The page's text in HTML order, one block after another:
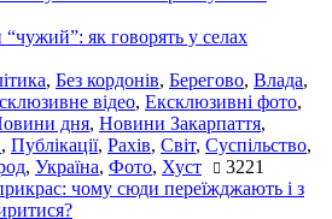
як говорять у селах
, Без кордонів, Берегово, Влада,
відео, Ексклюзивні фото,
дня, Новини Закарпаття,
, Публікації, Рахів, Світ, Суспільство,
, Україна, Фото, Хуст 3221